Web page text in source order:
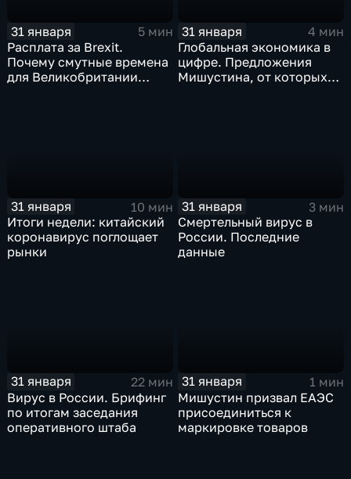
31 января
5 мин
Расплата за Brexit.
Почему смутные времена
для Великобритании
31 января
4 мин
Глобальная экономика в
цифре. Предложения
Мишустина, от которых
31 января
10 мин
Итоги недели: китайский
коронавирус поглощает
рынки
31 января
3 мин
Смертельный вирус в
России. Последние
данные
31 января
22 мин
Вирус в России. Брифинг
по итогам заседания
оперативного штаба
31 января
1 мин
Мишустин призвал ЕАЭС
присоединиться к
маркировке товаров